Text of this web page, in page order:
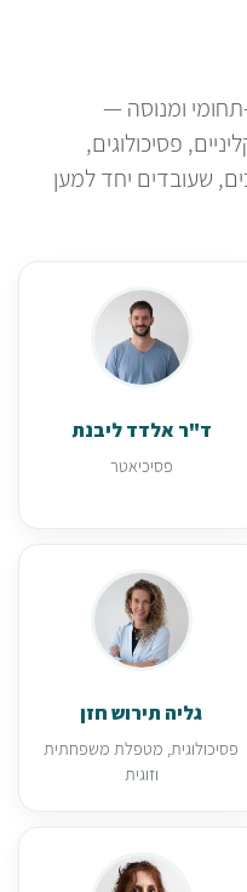
ומנוסה —
פסיכולוגים,
שעובדים יחד למען
ד"ר אלדד ליבנת
פסיכיאטר
גליה תירוש חזן
פסיכולוגית, מטפלת משפחתית
וזוגית